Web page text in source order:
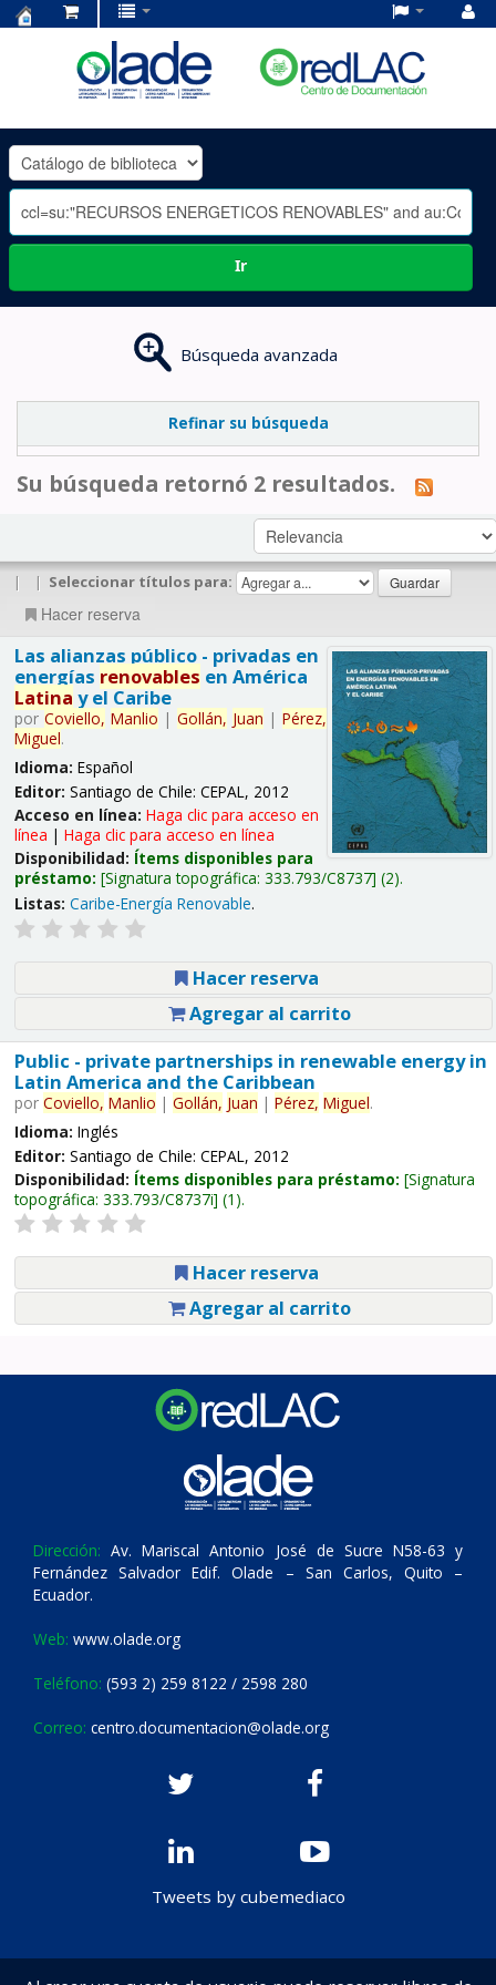
OLADE
-
Ir
Búsqueda avanzada
Refinar su búsqueda
Su búsqueda retornó 2 resultados.
| | Seleccionar títulos para:
Hacer reserva
Las alianzas público - privadas en
energías renovables en América
Latina y el Caribe
por Coviello, Manlio | Gollán, Juan | Pérez,
Miguel.
Idioma: Español
Editor: Santiago de Chile: CEPAL, 2012
Acceso en línea: Haga clic para acceso en
línea | Haga clic para acceso en línea
Disponibilidad: Ítems disponibles para
préstamo: Signatura topográfica: 333.793/C8737 (2).
Listas: Caribe-Energía Renovable.
Hacer reserva
Agregar al carrito
Public - private partnerships in renewable energy in
Latin America and the Caribbean
por Coviello, Manlio | Gollán, Juan | Pérez, Miguel.
Idioma: Inglés
Editor: Santiago de Chile: CEPAL, 2012
Disponibilidad: Ítems disponibles para préstamo: Signatura
topográfica: 333.793/C8737i (1).
Hacer reserva
Agregar al carrito
Dirección: Av. Mariscal Antonio José de Sucre N58-63 y
Fernández Salvador Edif. Olade – San Carlos, Quito –
Ecuador.
Web: www.olade.org
Teléfono: (593 2) 259 8122 / 2598 280
Correo: centro.documentacion@olade.org
Tweets by cubemediaco